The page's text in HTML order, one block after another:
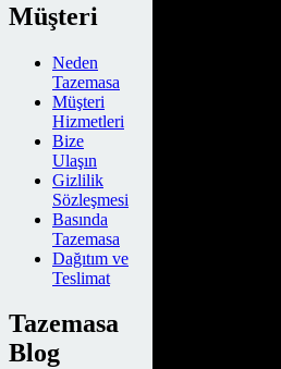
Müşteri
Neden
Tazemasa
Müşteri
Hizmetleri
Bize
Ulaşın
Gizlilik
Sözleşmesi
Basında
Tazemasa
Dağıtım ve
Teslimat
Tazemasa
Blog